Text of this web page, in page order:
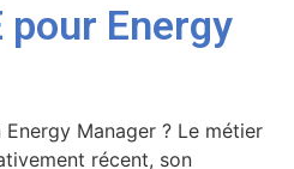
pour Energy
Manager ? Le métier
récent, son